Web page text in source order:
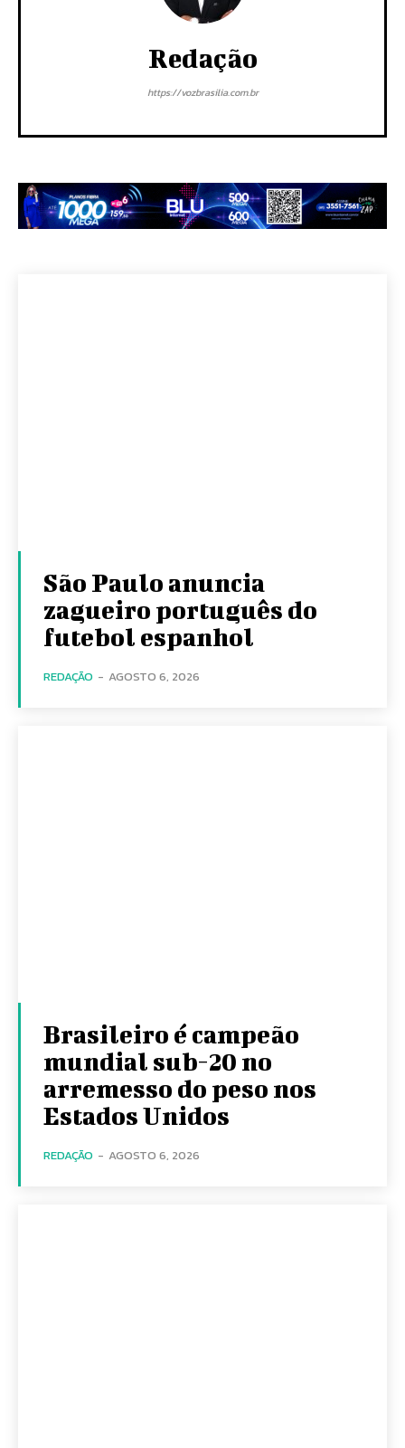
Redação
https://vozbrasilia.com.br
São Paulo anuncia
zagueiro português do
futebol espanhol
REDAÇÃO - AGOSTO 6, 2026
Brasileiro é campeão
mundial sub-20 no
arremesso do peso nos
Estados Unidos
REDAÇÃO - AGOSTO 6, 2026